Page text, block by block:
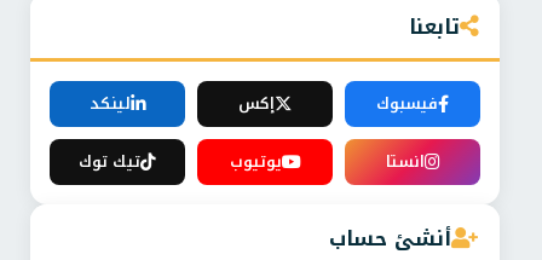
تابعنا
فيسبوك إكس
لينكد
انستا
يوتيوب تيك توك
أنشئ حساب